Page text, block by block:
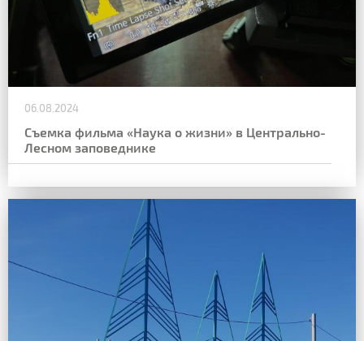
06.08.2024
Съемка фильма «Наука о жизни» в Центрально-
Лесном заповеднике